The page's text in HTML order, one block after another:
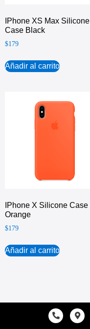
IPhone XS Max Silicone
Case Black
$179
Añadir al carrito
IPhone X Silicone Case
Orange
$179
Añadir al carrito